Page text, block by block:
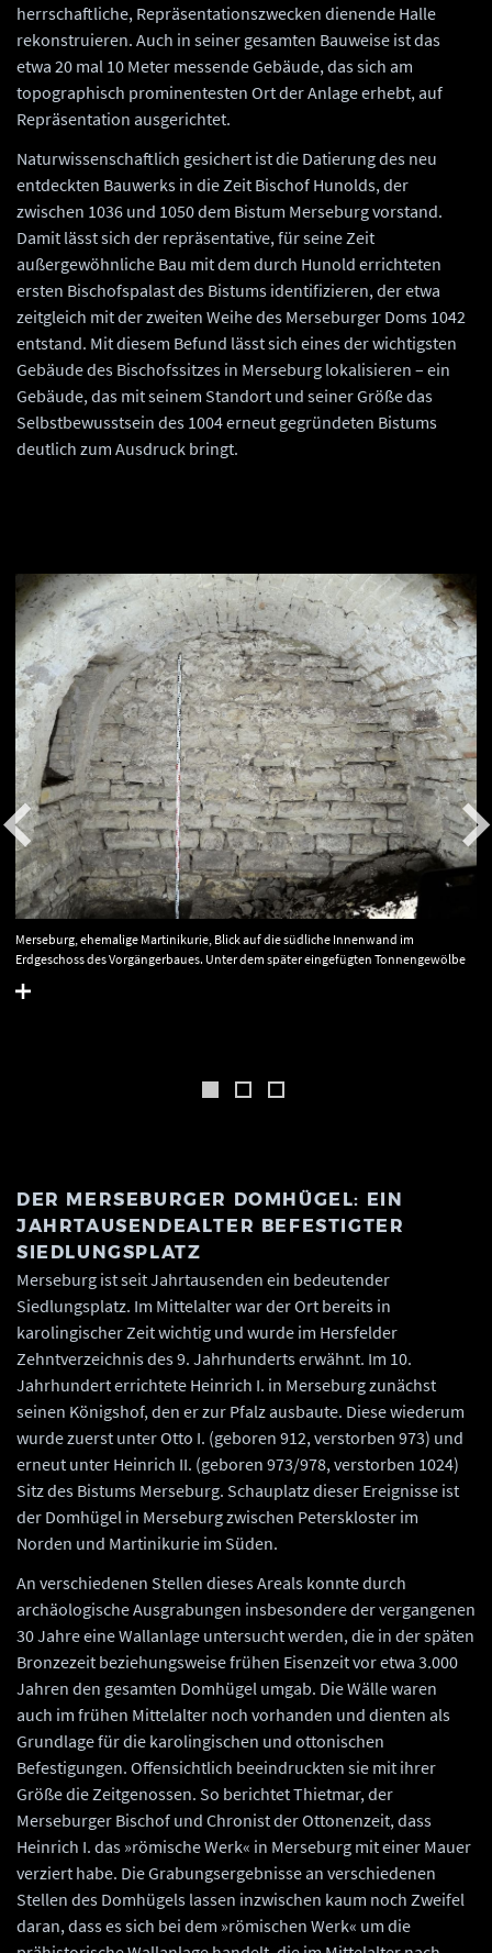
herrschaftliche, Repräsentationszwecken dienende Halle
rekonstruieren. Auch in seiner gesamten Bauweise ist das
etwa 20 mal 10 Meter messende Gebäude, das sich am
topographisch prominentesten Ort der Anlage erhebt, auf
Repräsentation ausgerichtet.
Naturwissenschaftlich gesichert ist die Datierung des neu
entdeckten Bauwerks in die Zeit Bischof Hunolds, der
zwischen 1036 und 1050 dem Bistum Merseburg vorstand.
Damit lässt sich der repräsentative, für seine Zeit
außergewöhnliche Bau mit dem durch Hunold errichteten
ersten Bischofspalast des Bistums identifizieren, der etwa
zeitgleich mit der zweiten Weihe des Merseburger Doms 1042
entstand. Mit diesem Befund lässt sich eines der wichtigsten
Gebäude des Bischofssitzes in Merseburg lokalisieren – ein
Gebäude, das mit seinem Standort und seiner Größe das
Selbstbewusstsein des 1004 erneut gegründeten Bistums
deutlich zum Ausdruck bringt.
Merseburg, ehemalige Martinikurie, Blick auf die südliche Innenwand im
Erdgeschoss des Vorgängerbaues. Unter dem später eingefügten Tonnengewölbe
Landesamt für Denkmalpflege und Archäologie Sachsen-Anhalt, Dirk Höhne.
DER MERSEBURGER DOMHÜGEL: EIN
JAHRTAUSENDEALTER BEFESTIGTER
SIEDLUNGSPLATZ
Merseburg ist seit Jahrtausenden ein bedeutender
Siedlungsplatz. Im Mittelalter war der Ort bereits in
karolingischer Zeit wichtig und wurde im Hersfelder
Zehntverzeichnis des 9. Jahrhunderts erwähnt. Im 10.
Jahrhundert errichtete Heinrich I. in Merseburg zunächst
seinen Königshof, den er zur Pfalz ausbaute. Diese wiederum
wurde zuerst unter Otto I. (geboren 912, verstorben 973) und
erneut unter Heinrich II. (geboren 973/978, verstorben 1024)
Sitz des Bistums Merseburg. Schauplatz dieser Ereignisse ist
der Domhügel in Merseburg zwischen Peterskloster im
Norden und Martinikurie im Süden.
An verschiedenen Stellen dieses Areals konnte durch
archäologische Ausgrabungen insbesondere der vergangenen
30 Jahre eine Wallanlage untersucht werden, die in der späten
Bronzezeit beziehungsweise frühen Eisenzeit vor etwa 3.000
Jahren den gesamten Domhügel umgab. Die Wälle waren
auch im frühen Mittelalter noch vorhanden und dienten als
Grundlage für die karolingischen und ottonischen
Befestigungen. Offensichtlich beeindruckten sie mit ihrer
Größe die Zeitgenossen. So berichtet Thietmar, der
Merseburger Bischof und Chronist der Ottonenzeit, dass
Heinrich I. das »römische Werk« in Merseburg mit einer Mauer
verziert habe. Die Grabungsergebnisse an verschiedenen
Stellen des Domhügels lassen inzwischen kaum noch Zweifel
daran, dass es sich bei dem »römischen Werk« um die